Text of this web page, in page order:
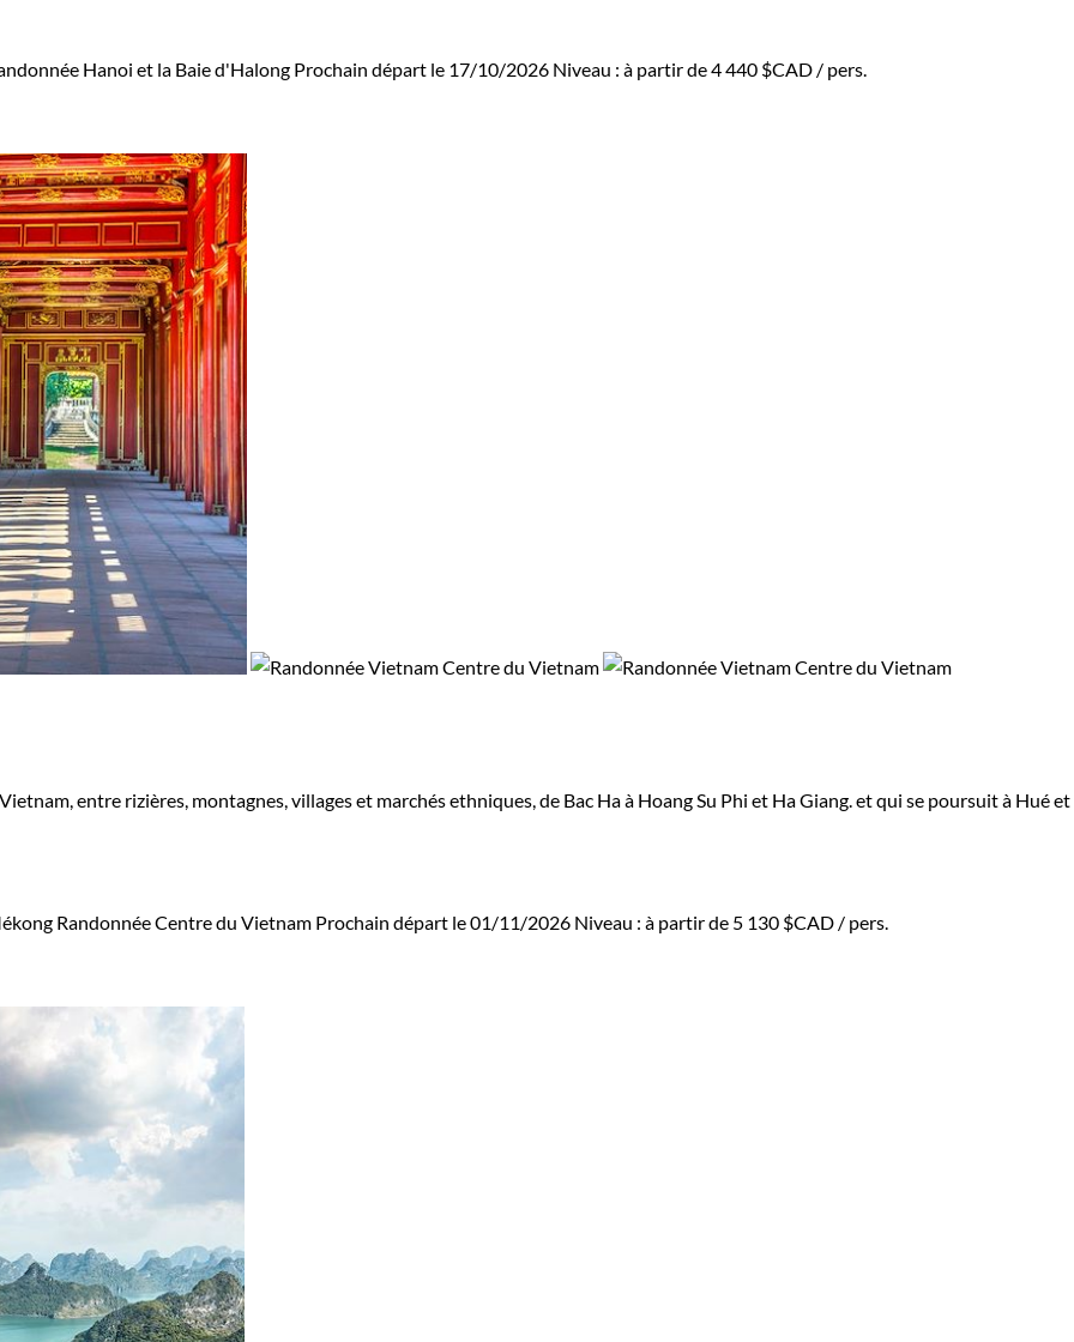
Hanoi et la Baie d'Halong Prochain départ le 17/10/2026 Niveau : à partir de4 440 $CAD / pers.
entre rizières, montagnes, villages et marchés ethniques, de Bac Ha à Hoang Su Phi et Ha Giang. et qui se poursuit à Hué et
Randonnée Centre du Vietnam Prochain départ le 01/11/2026 Niveau : à partir de 5 130 $CAD / pers.